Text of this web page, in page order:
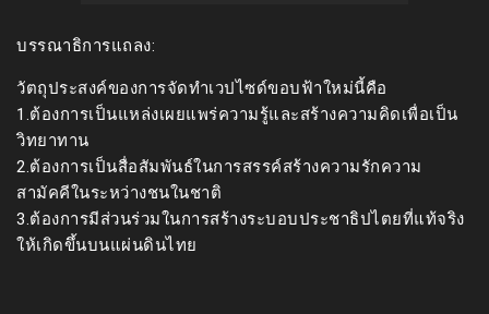
บรรณาธิการแถลง:
วัตถุประสงค์ของการจัดทำเวปไซด์ขอบฟ้าใหม่นี้คือ
1.ต้องการเป็นแหล่งเผยแพร่ความรู้และสร้างความคิดเพื่อเป็น
วิทยาทาน
2.ต้องการเป็นสื่อสัมพันธ์ในการสรรค์สร้างความรักความ
สามัคคีในระหว่างชนในชาติ
3.ต้องการมีส่วนร่วมในการสร้างระบอบประชาธิปไตยที่แท้จริง
ให้เกิดขึ้นบนแผ่นดินไทย